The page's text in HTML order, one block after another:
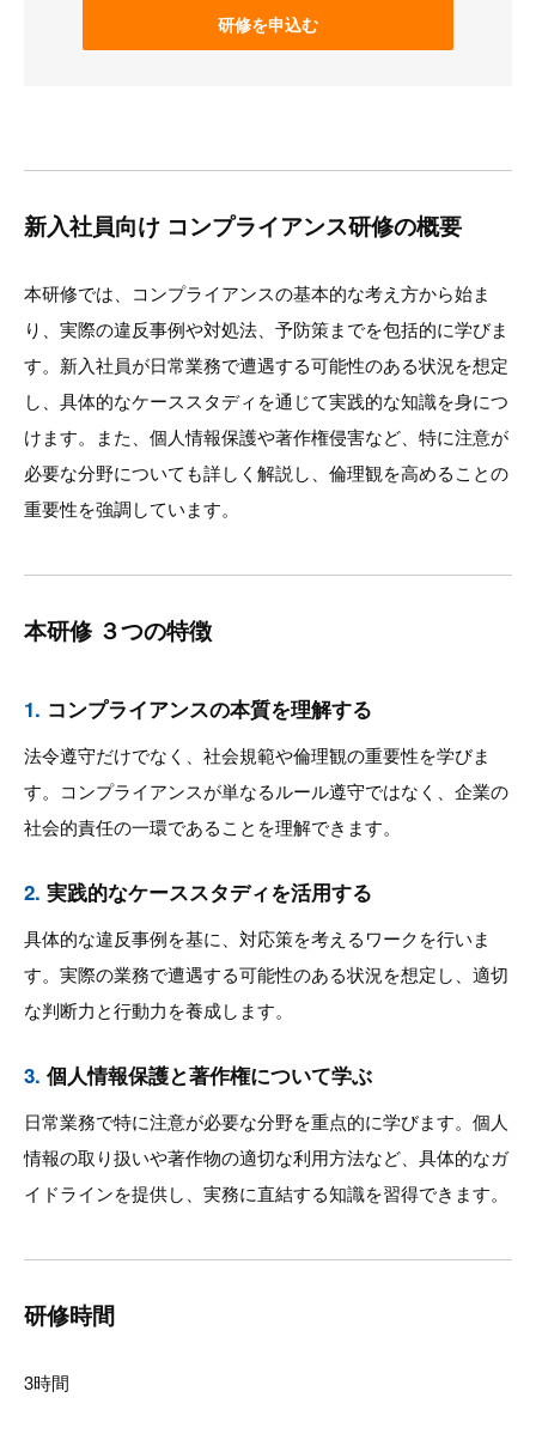
研修を申込む
新入社員向け コンプライアンス研修の概要
本研修では、コンプライアンスの基本的な考え方から始ま
り、実際の違反事例や対処法、予防策までを包括的に学びま
す。新入社員が日常業務で遭遇する可能性のある状況を想定
し、具体的なケーススタディを通じて実践的な知識を身につ
けます。また、個人情報保護や著作権侵害など、特に注意が
必要な分野についても詳しく解説し、倫理観を高めることの
重要性を強調しています。
本研修 ３つの特徴
1. コンプライアンスの本質を理解する
法令遵守だけでなく、社会規範や倫理観の重要性を学びま
す。コンプライアンスが単なるルール遵守ではなく、企業の
社会的責任の一環であることを理解できます。
2. 実践的なケーススタディを活用する
具体的な違反事例を基に、対応策を考えるワークを行いま
す。実際の業務で遭遇する可能性のある状況を想定し、適切
な判断力と行動力を養成します。
3. 個人情報保護と著作権について学ぶ
日常業務で特に注意が必要な分野を重点的に学びます。個人
情報の取り扱いや著作物の適切な利用方法など、具体的なガ
イドラインを提供し、実務に直結する知識を習得できます。
研修時間
3時間